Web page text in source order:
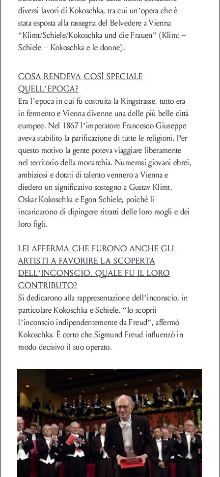
diversi lavori di Kokoschka, tra cui un’opera che è
stata esposta alla rassegna del Belvedere a Vienna
“Klimt/Schiele/Kokoschka und die Frauen” (Klimt –
Schiele – Kokoschka e le donne).
COSA RENDEVA COSÌ SPECIALE
QUELL’EPOCA?
Era l’epoca in cui fu costruita la Ringstrasse, tutto era
in fermento e Vienna divenne una delle più belle città
europee. Nel 1867 l’imperatore Francesco Giuseppe
aveva stabilito la parificazione di tutte le religioni. Per
questo motivo la gente poteva viaggiare liberamente
nel territorio della monarchia. Numerosi giovani ebrei,
ambiziosi e dotati di talento vennero a Vienna e
diedero un significativo sostegno a Gustav Klimt,
Oskar Kokoschka e Egon Schiele, poiché li
incaricarono di dipingere ritratti delle loro mogli e dei
loro figli.
LEI AFFERMA CHE FURONO ANCHE GLI
ARTISTI A FAVORIRE LA SCOPERTA
DELL’INCONSCIO. QUALE FU IL LORO
CONTRIBUTO?
Si dedicarono alla rappresentazione dell’inconscio, in
particolare Kokoschka e Schiele. “Io scoprii
l’inconscio indipendentemente da Freud”, affermò
Kokoschka. È certo che Sigmund Freud influenzò in
modo decisivo il suo operato.